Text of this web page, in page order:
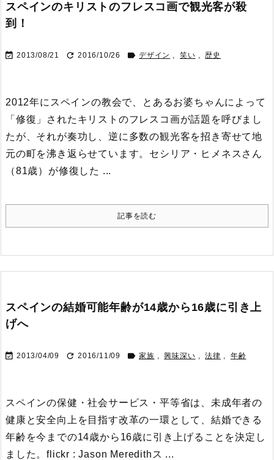
スペインのキリストのフレスコ画で観光客が殺
到！
 2013/08/21  2016/10/26  デザイン , 笑い , 歴史
2012年にスペインの教会で、とあるお婆ちゃんによって
「修復」されたキリストのフレスコ画が話題を呼びまし
たが、それが奏功し、逆に多数の観光客を招き寄せて地
元の町を沸き返らせています。 セシリア・ヒメネスさん
（81歳）が修復した ...
記事を読む
スペインの結婚可能年齢が14歳から16歳に引き上
げへ
 2013/04/09  2016/11/09  家族 , 興味深い , 法律 , 年齢
スペインの保健・社会サービス・平等省は、未成年者の
健康と安全向上を目指す改革の一環として、結婚できる
年齢を今までの14歳から16歳に引き上げることを決定し
ました。flickr : Jason Meredith ス ...